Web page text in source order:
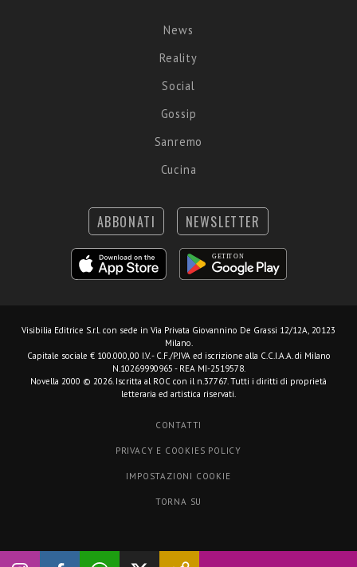
News
Reality
Social
Gossip
Sanremo
Cucina
ABBONATI NEWSLETTER
Visibilia Editrice S.r.l. con sede in Via Privata Giovannino De Grassi 12/12A, 20123
Milano.
Capitale sociale € 100.000,00 I.V. - C.F./P.IVA ed iscrizione alla C.C.I.A.A. di Milano
N.10269990965 - REA MI-2519578.
Novella 2000 © 2026. Iscritta al ROC con il n.37767. Tutti i diritti di proprietà
letteraria ed artistica riservati.
CONTATTI
PRIVACY E COOKIES POLICY
IMPOSTAZIONI COOKIE
TORNA SU